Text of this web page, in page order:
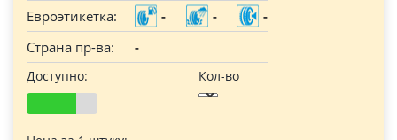
Евроэтикетка:
- -
-
Страна пр-ва:
-
Доступно: Кол-во